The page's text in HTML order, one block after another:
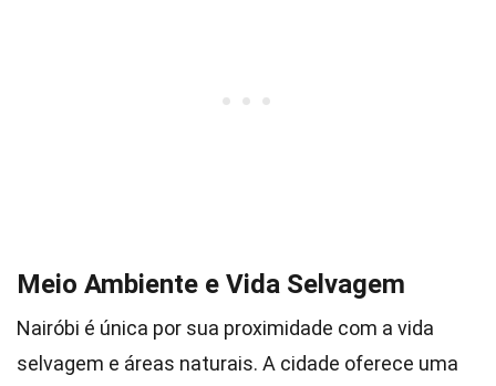
Meio Ambiente e Vida Selvagem
Nairóbi é única por sua proximidade com a vida
selvagem e áreas naturais. A cidade oferece uma